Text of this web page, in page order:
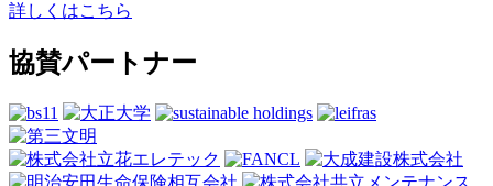
詳しくはこちら
協賛パートナー